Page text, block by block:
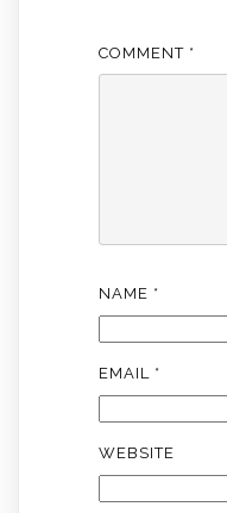
COMMENT *
NAME *
EMAIL *
WEBSITE